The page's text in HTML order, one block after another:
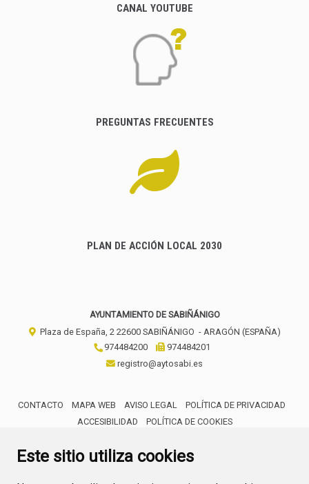
Este sitio utiliza cookies
CANAL YOUTUBE
PREGUNTAS FRECUENTES
PLAN DE ACCIÓN LOCAL 2030
AYUNTAMIENTO DE SABIÑÁNIGO
Plaza de España, 2 22600 SABIÑÁNIGO - ARAGÓN (ESPAÑA)
974484200
974484201
registro@aytosabi.es
CONTACTO MAPA WEB AVISO LEGAL
POLÍTICA DE PRIVACIDAD
ACCESIBILIDAD
POLÍTICA DE COOKIES